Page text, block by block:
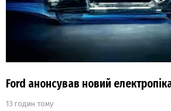
Ford анонсував новий
13 годин тому